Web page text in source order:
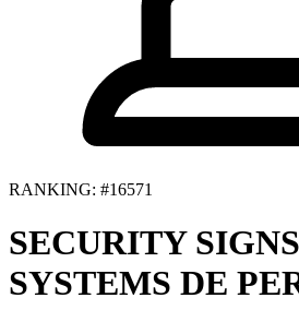
RANKING: #16571
SECURITY
SYSTEMS DE